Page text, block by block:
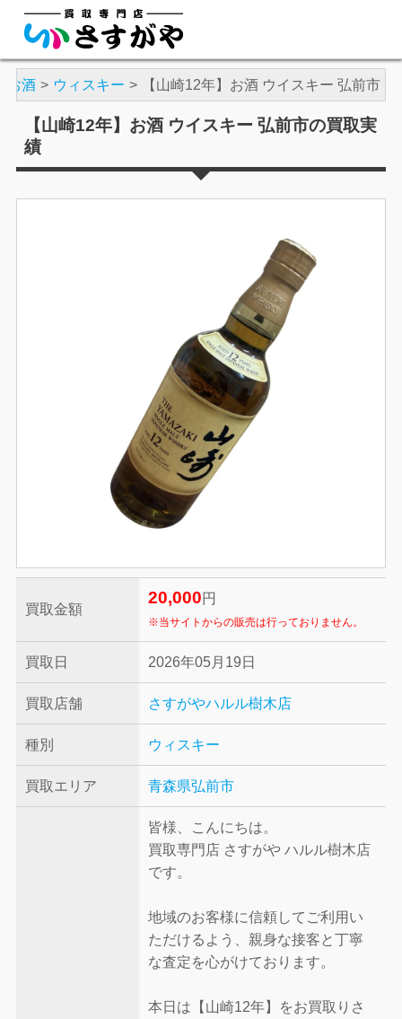
お酒 ウィスキー 【山崎12年】お酒 ウイスキー 弘前市
【山崎12年】お酒 ウイスキー 弘前市の買取実
績
買取金額
20,000 円
※当サイトからの販売は行っておりません。
買取日 2026年05月19日
買取店舗 さすがやハルル樹木店
種別 ウィスキー
買取エリア 青森県弘前市
皆様、こんにちは。
買取専門店 さすがや ハルル樹木店
です。
地域のお客様に信頼してご利用い
ただけるよう、親身な接客と丁寧
な査定を心がけております。
本日は【山崎12年】をお買取りさ